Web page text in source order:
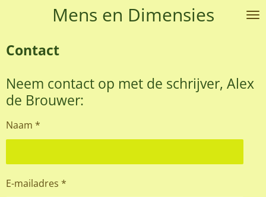
de
Mens en Dimensies
Contact
Neem contact op met de schrijver, Alex
de Brouwer:
Naam *
E-mailadres *